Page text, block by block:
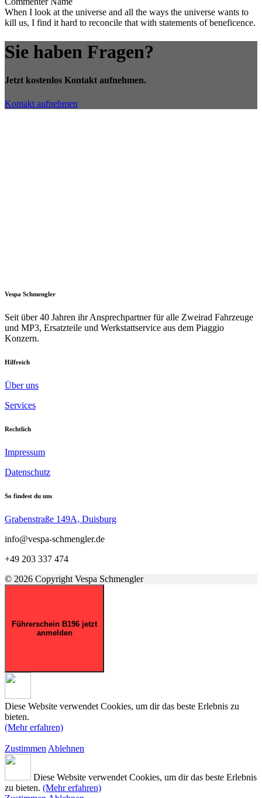
When I look at the universe and all the ways the universe wants to
kill us, I find it hard to reconcile that with statements of beneficence.
Sie haben Fragen?
Jetzt kostenlos Kontakt aufnehmen.
Kontakt aufnehmen
Vespa Schmengler
Seit über 40 Jahren ihr Ansprechpartner für alle Zweirad Fahrzeuge
und MP3, Ersatzteile und Werkstattservice aus dem Piaggio
Konzern.
Hilfreich
Über uns
Services
Rechtlich
Impressum
Datenschutz
So findest du uns
Grabenstraße 149A, Duisburg
info@vespa-schmengler.de
+49 203 337 474
© 2026 Copyright Vespa Schmengler
Führerschein B196 jetzt
anmelden
Diese Website verwendet Cookies, um dir das beste Erlebnis zu
bieten.
(Mehr erfahren)
Zustimmen Ablehnen
Diese Website verwendet Cookies, um dir das beste Erlebnis
zu bieten. (Mehr erfahren)